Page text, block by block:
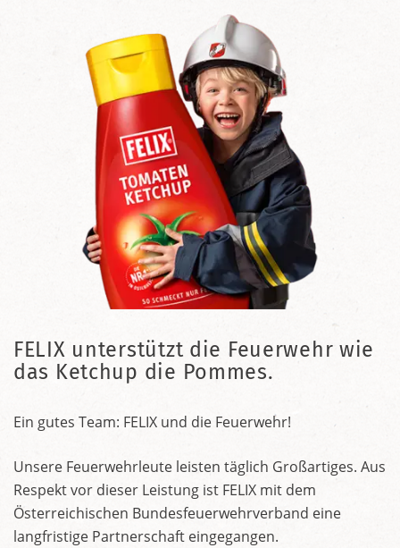
FELIX unterstützt die Feuerwehr wie
das Ketchup die Pommes.
Ein gutes Team: FELIX und die Feuerwehr!
Unsere Feuerwehrleute leisten täglich Großartiges. Aus
Respekt vor dieser Leistung ist FELIX mit dem
Österreichischen Bundesfeuerwehrverband eine
langfristige Partnerschaft eingegangen.